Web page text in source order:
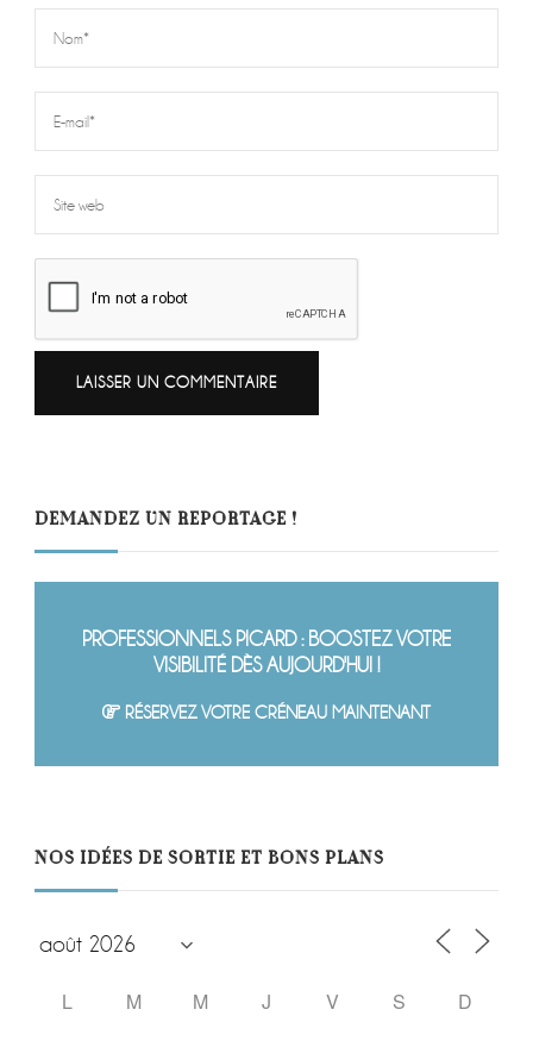
DEMANDEZ UN REPORTAGE !
PROFESSIONNELS PICARD : BOOSTEZ VOTRE
VISIBILITÉ DÈS AUJOURD'HUI !
RÉSERVEZ VOTRE CRÉNEAU MAINTENANT
NOS IDÉES DE SORTIE ET BONS PLANS
L M M J V S
D